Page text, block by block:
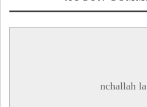
nchallah